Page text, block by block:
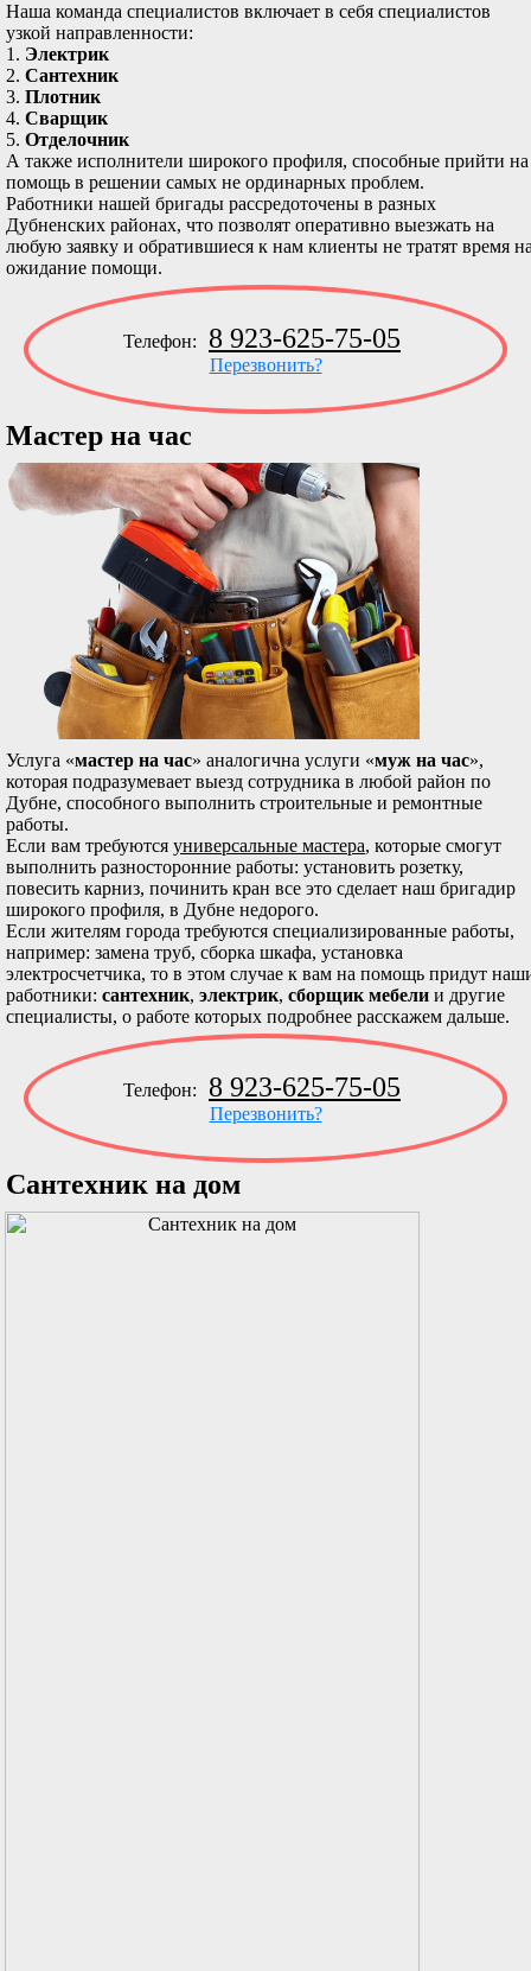
Наша команда специалистов включает в себя специалистов
узкой направленности:
1. Электрик
2. Сантехник
3. Плотник
4. Сварщик
5. Отделочник
А также исполнители широкого профиля, способные прийти на
помощь в решении самых не ординарных проблем.
Работники нашей бригады рассредоточены в разных
Дубненских районах, что позволят оперативно выезжать на
любую заявку и обратившиеся к нам клиенты не тратят время
ожидание помощи.
Телефон: 8 923-625-75-05
Перезвонить?
Мастер на час
Услуга «мастер на час» аналогична услуги «муж на час»,
которая подразумевает выезд сотрудника в любой район по
Дубне, способного выполнить строительные и ремонтные
работы.
Если вам требуются универсальные мастера, которые смогут
выполнить разносторонние работы: установить розетку,
повесить карниз, починить кран все это сделает наш бригадир
широкого профиля, в Дубне недорого.
Если жителям города требуются специализированные работы,
например: замена труб, сборка шкафа, установка
электросчетчика, то в этом случае к вам на помощь придут
работники: сантехник, электрик, сборщик мебели и другие
специалисты, о работе которых подробнее расскажем дальше.
Телефон: 8 923-625-75-05
Перезвонить?
Сантехник на дом